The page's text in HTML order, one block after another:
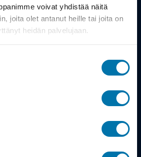
voivat yhdistää näitä
joita olet antanut heille tai joita on
heidän palvelujaan.
ja palautukset